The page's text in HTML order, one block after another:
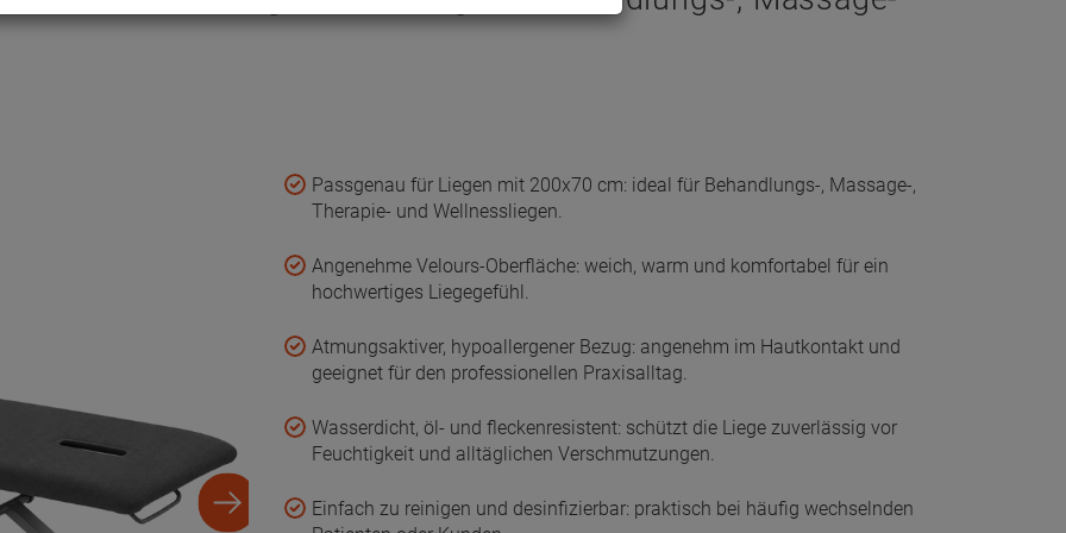
Passgenau für Liegen mit 200x70 cm: ideal für Behandlungs-, Massage-,
Therapie- und Wellnessliegen.
Angenehme Velours-Oberfläche: weich, warm und komfortabel für ein
hochwertiges Liegegefühl.
Atmungsaktiver, hypoallergener Bezug: angenehm im Hautkontakt und
geeignet für den professionellen Praxisalltag.
Wasserdicht, öl- und fleckenresistent: schützt die Liege zuverlässig vor
Feuchtigkeit und alltäglichen Verschmutzungen.
Einfach zu reinigen und desinfizierbar: praktisch bei häufig wechselnden